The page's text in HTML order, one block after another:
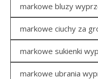
markowe bluzy
markowe ciuchy za
markowe sukienki
markowe ubrania